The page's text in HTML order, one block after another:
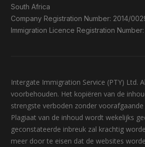
South Africa
Company Registration Number: 2014/
Immigration Licence Registration
Intergate Immigration Service (PTY) Ltd.
voorbehouden. Het kopiëren van de
strengste verboden zonder
Plagiaat van de inhoud wordt wekelijks
geconstateerde inbreuk zal krachtig
meer door te eisen dat de websites